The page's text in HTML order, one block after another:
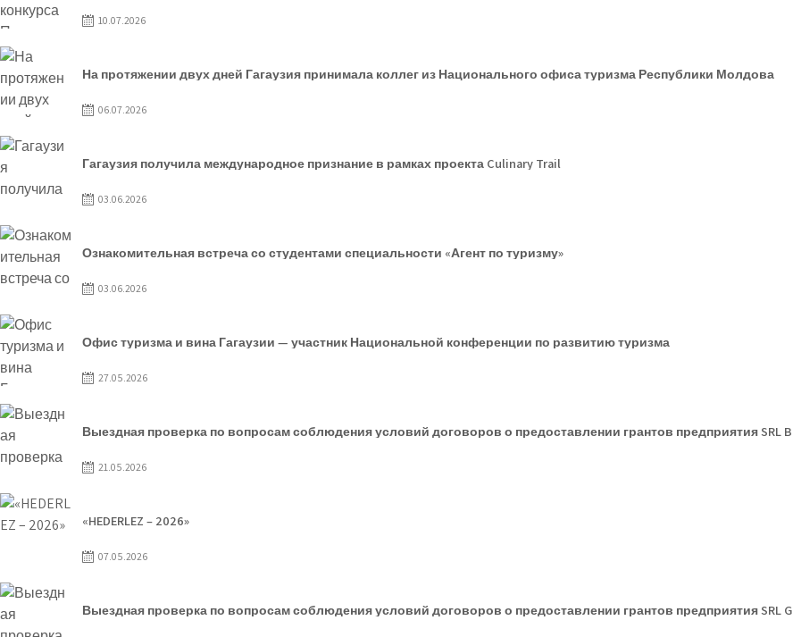
10.07.2026
На протяжении двух дней Гагаузия принимала коллег из Национального офиса туризма Республики Молдова
06.07.2026
Гагаузия получила международное признание в рамках проекта Culinary Trail
03.06.2026
Ознакомительная встреча со студентами специальности «Агент по туризму»
03.06.2026
Офис туризма и вина Гагаузии — участник Национальной конференции по развитию туризма
27.05.2026
Выездная проверка по вопросам соблюдения условий договоров о предоставлении грантов предприятия SRL
21.05.2026
«HEDERLEZ – 2026»
07.05.2026
Выездная проверка по вопросам соблюдения условий договоров о предоставлении грантов предприятия SRL